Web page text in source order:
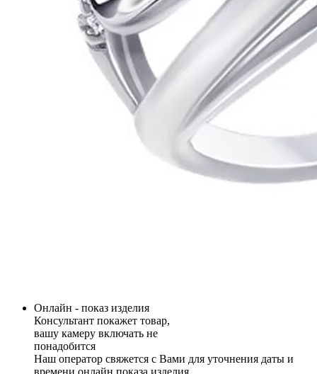
Онлайн - показ изделия
Консультант покажет товар,
вашу камеру включать не
понадобится
Наш оператор свяжется с Вами для уточнения даты и
времени онлайн показа изделия.